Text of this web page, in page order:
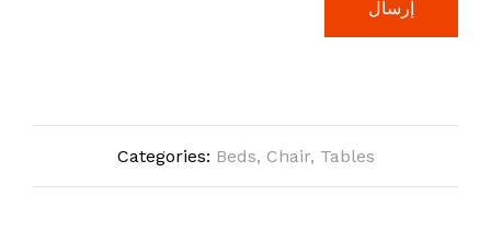
Categories: Beds, Chair, Tables